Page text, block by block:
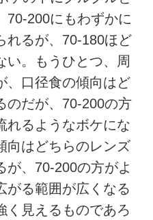
70-200にもわずかに
れるが、70-180ほど
い。もうひとつ、周
、口径食の傾向はど
のだが、70-200の方
れるようなボケにな
向はどちらのレンズ
が、70-200の方がよ
がる範囲が広くなる
く見えるものであろ